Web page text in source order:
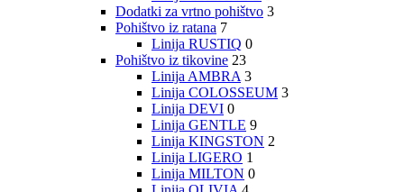
Dodatki za vrtno pohištvo 3
Pohištvo iz ratana 7
Linija RUSTIQ 0
Pohištvo iz tikovine 23
Linija AMBRA 3
Linija COLOSSEUM 3
Linija DEVI 0
Linija GENTLE 9
Linija KINGSTON 2
Linija LIGERO 1
Linija MILTON 0